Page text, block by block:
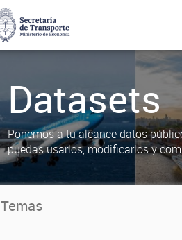
Datasets
Ponemos a tu alcance datos
puedas usarlos, modificarlos y
Temas